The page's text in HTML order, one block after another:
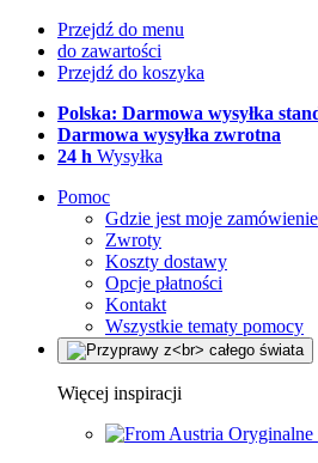
Przejdź do menu
do zawartości
Przejdź do koszyka
Polska: Darmowa wysyłka
Darmowa wysyłka zwrotna
24 h Wysyłka
Pomoc
Gdzie jest moje
Zwroty
Koszty dostawy
Opcje płatności
Kontakt
Wszystkie tematy pomocy
Więcej inspiracji